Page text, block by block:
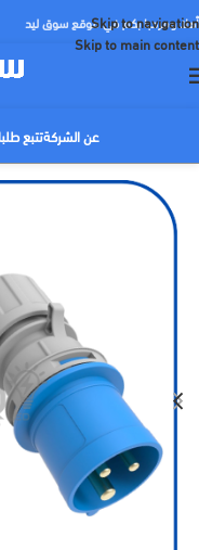
Skip to navigation
Skip to main content
أهلا ومرحبا بكم في موقع سوق ليد
عن الشركةتتبع